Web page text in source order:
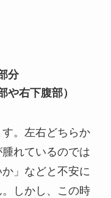
分
や右下腹部）
。左右どちらか
れているのでは
」などと不安に
しかし、この時